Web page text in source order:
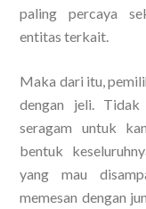
paling percaya
entitas terkait.
Maka dari itu,
dengan jeli. Tidak
seragam untuk
bentuk
yang mau
memesan dengan